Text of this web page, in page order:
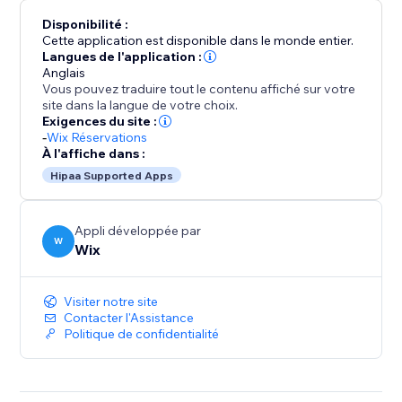
Disponibilité :
Cette application est disponible dans le monde entier.
Langues de l'application :
Anglais
Vous pouvez traduire tout le contenu affiché sur votre
site dans la langue de votre choix.
Exigences du site :
-Wix Réservations
À l'affiche dans :
Hipaa Supported Apps
W
Appli développée par
Wix
Visiter notre site
Contacter l'Assistance
Politique de confidentialité